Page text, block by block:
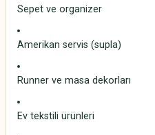
Sepet ve organizer
Amerikan servis (supla)
Runner ve masa dekorları
Ev tekstili ürünleri